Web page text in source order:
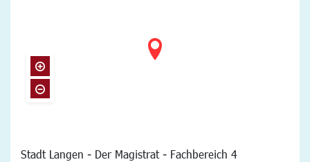
Stadt Langen - Der Magistrat - Fachbereich 4